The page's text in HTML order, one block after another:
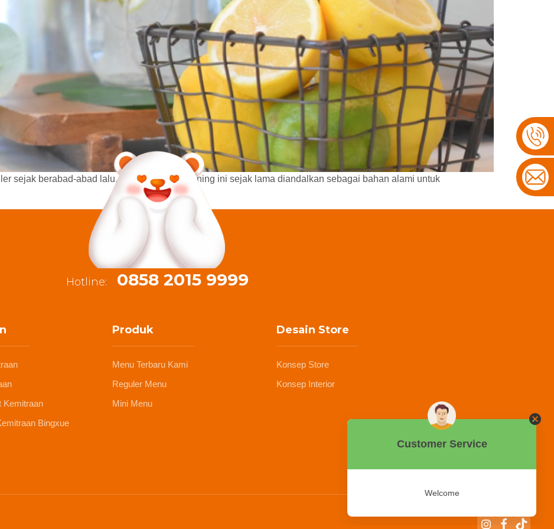
sejak berabad-abad lalu. Buah berwarna kuning ini sejak lama diandalkan sebagai bahan alami untuk
Hotline: 0858 2015 9999
Kemitraan
Bingxue
Produk
Menu Terbaru Kami
Reguler Menu
Mini Menu
Desain Store
Konsep Store
Konsep Interior